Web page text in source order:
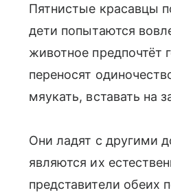
Пятнистые красавцы
дети попытаются
животное предпочтёт
переносят
мяукать, вставать на
Они ладят с другими
являются их
представители обеих